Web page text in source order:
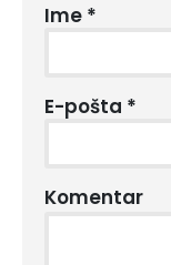
Ime *
E-pošta *
Komentar